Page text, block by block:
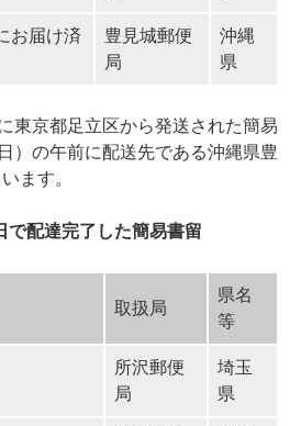
お届け済
豊見城郵便
局
沖縄
県
東京都足立区から発送された簡易
）の午前に配送先である沖縄県豊
ます。
配達完了した簡易書留
取扱局
県名
等
所沢郵便
局
埼玉
県